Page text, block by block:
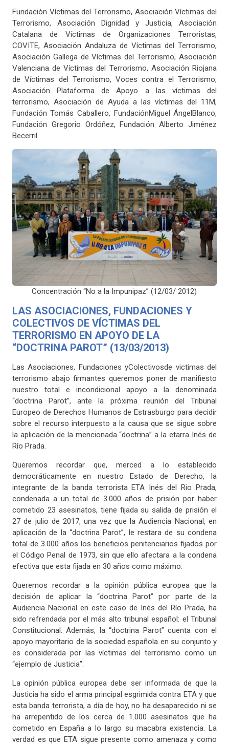
Fundación Víctimas del Terrorismo, Asociación Víctimas del
Terrorismo, Asociación Dignidad y Justicia, Asociación
Catalana de Víctimas de Organizaciones Terroristas,
COVITE, Asociación Andaluza de Víctimas del Terrorismo,
Asociación Gallega de Víctimas del Terrorismo, Asociación
Valenciana de Víctimas del Terrorismo, Asociación Riojana
de Víctimas del Terrorismo, Voces contra el Terrorismo,
Asociación Plataforma de Apoyo a las víctimas del
terrorismo, Asociación de Ayuda a las víctimas del 11M,
Fundación Tomás Caballero, FundaciónMiguel ÁngelBlanco,
Fundación Gregorio Ordóñez, Fundación Alberto Jiménez
Becerril.
Concentración “No a la Impunipaz” (12/03/ 2012)
LAS ASOCIACIONES, FUNDACIONES Y
COLECTIVOS DE VÍCTIMAS DEL
TERRORISMO EN APOYO DE LA
“DOCTRINA PAROT” (13/03/2013)
Las Asociaciones, Fundaciones yColectivosde victimas del
terrorismo abajo firmantes queremos poner de manifiesto
nuestro total e incondicional apoyo a la denominada
“doctrina Parot”, ante la próxima reunión del Tribunal
Europeo de Derechos Humanos de Estrasburgo para decidir
sobre el recurso interpuesto a la causa que se sigue sobre
la aplicación de la mencionada “doctrina” a la etarra Inés de
Río Prada.
Queremos recordar que, merced a lo establecido
democráticamente en nuestro Estado de Derecho, la
integrante de la banda terrorista ETA Inés del Rio Prada,
condenada a un total de 3.000 años de prisión por haber
cometido 23 asesinatos, tiene fijada su salida de prisión el
27 de julio de 2017, una vez que la Audiencia Nacional, en
aplicación de la “doctrina Parot”, le restara de su condena
total de 3.000 años los beneficios penitenciarios fijados por
el Código Penal de 1973, sin que ello afectara a la condena
efectiva que esta fijada en 30 años como máximo.
Queremos recordar a la opinión pública europea que la
decisión de aplicar la “doctrina Parot” por parte de la
Audiencia Nacional en este caso de Inés del Río Prada, ha
sido refrendada por el más alto tribunal español: el Tribunal
Constitucional. Además, la “doctrina Parot” cuenta con el
apoyo mayoritario de la sociedad española en su conjunto y
es considerada por las víctimas del terrorismo como un
“ejemplo de Justicia”.
La opinión pública europea debe ser informada de que la
Justicia ha sido el arma principal esgrimida contra ETA y que
esta banda terrorista, a día de hoy, no ha desaparecido ni se
ha arrepentido de los cerca de 1.000 asesinatos que ha
cometido en España a lo largo su macabra existencia. La
verdad es que ETA sigue presente como amenaza y como